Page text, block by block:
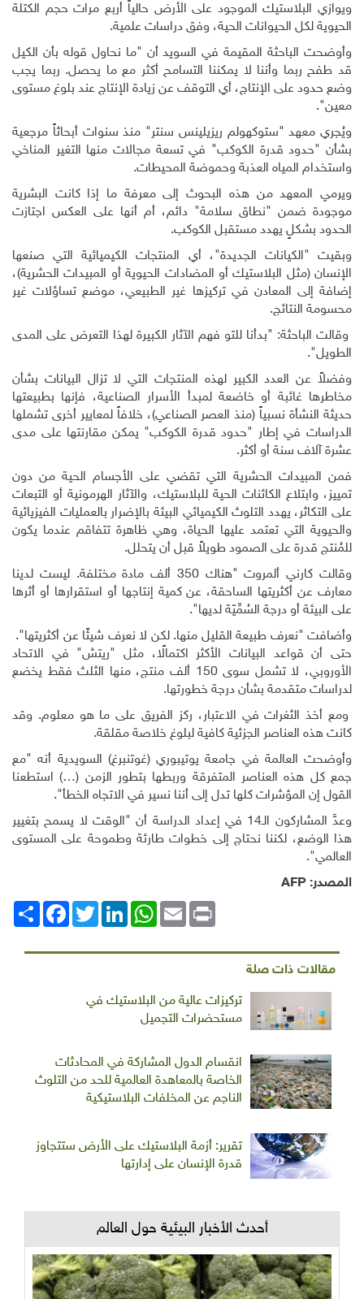
ويوازي البلاستيك الموجود على الأرض حالياً أربع مرات حجم الكتلة
الحيوية لكل الحيوانات الحية، وفق دراسات علمية.
وأوضحت الباحثة المقيمة في السويد أن "ما نحاول قوله بأن الكيل
قد طفح ربما وأننا لا يمكننا التسامح أكثر مع ما يحصل. ربما يجب
وضع حدود على الإنتاج، أي التوقف عن زيادة الإنتاج عند بلوغ مستوى
معين".
ويُجري معهد "ستوكهولم ريزيلينس سنتر" منذ سنوات أبحاثاً مرجعية
بشأن "حدود قدرة الكوكب" في تسعة مجالات منها التغير المناخي
واستخدام المياه العذبة وحموضة المحيطات.
ويرمي المعهد من هذه البحوث إلى معرفة ما إذا كانت البشرية
موجودة ضمن "نطاق سلامة" دائم، أم أنها على العكس اجتازت
الحدود بشكلٍ يهدد مستقبل الكوكب.
وبقيت "الكيانات الجديدة"، أي المنتجات الكيميائية التي صنعها
الإنسان (مثل البلاستيك أو المضادات الحيوية أو المبيدات الحشرية)،
إضافة إلى المعادن في تركيزها غير الطبيعي، موضع تساؤلات غير
محسومة النتائج.
وقالت الباحثة: "بدأنا للتو فهم الآثار الكبيرة لهذا التعرض على المدى
الطويل".
وفضلاً عن العدد الكبير لهذه المنتجات التي لا تزال البيانات بشأن
مخاطرها غائبة أو خاضعة لمبدأ الأسرار الصناعية، فإنها بطبيعتها
حديثة النشأة نسبياً (منذ العصر الصناعي)، خلافاً لمعايير أخرى تشملها
الدراسات في إطار "حدود قدرة الكوكب" يمكن مقارنتها على مدى
عشرة آلاف سنة أو أكثر.
فمن المبيدات الحشرية التي تقضي على الأجسام الحية من دون
تمييز، وابتلاع الكائنات الحية للبلاستيك، والآثار الهرمونية أو التبعات
على التكاثر، يهدد التلوث الكيميائي البيئة بالإضرار بالعمليات الفيزيائية
والحيوية التي تعتمد عليها الحياة، وهي ظاهرة تتفاقم عندما يكون
للمُنتج قدرة على الصمود طويلاً قبل أن يتحلل.
وقالت كارني ألمروت "هناك 350 ألف مادة مختلفة. ليست لدينا
معارف عن أكثريتها الساحقة، عن كمية إنتاجها أو استقرارها أو أثرها
على البيئة أو درجة السُمِّيّة لديها".
وأضافت "نعرف طبيعة القليل منها. لكن لا نعرف شيئًا عن أكثريتها".
حتى أن قواعد البيانات الأكثر اكتمالًا، مثل "ريتش" في الاتحاد
الأوروبي، لا تشمل سوى 150 ألف منتج، منها الثلث فقط يخضع
لدراسات متقدمة بشأن درجة خطورتها.
ومع أخذ الثغرات في الاعتبار، ركز الفريق على ما هو معلوم. وقد
كانت هذه العناصر الجزئية كافية لبلوغ خلاصة مقلقة.
وأوضحت العالمة في جامعة يوتيبوري (غوتنبرغ) السويدية أنه "مع
جمع كل هذه العناصر المتفرقة وربطها بتطور الزمن (…) استطعنا
القول إن المؤشرات كلها تدل إلى أننا نسير في الاتجاه الخطأ".
وعدَّ المشاركون الـ14 في إعداد الدراسة أن "الوقت لا يسمح بتغيير
هذا الوضع، لكننا نحتاج إلى خطوات طارئة وطموحة على المستوى
العالمي".
المصدر: AFP
انشر
FacebookTwitterLinkedIn
WhatsAppEmail Print
مقالات ذات صلة
تركيزات عالية من البلاستيك في
مستحضرات التجميل
انقسام الدول المشاركة في المحادثات
الخاصة بالمعاهدة العالمية للحد من التلوث
الناجم عن المخلفات البلاستيكية
تقرير: أزمة البلاستيك على الأرض ستتجاوز
قدرة الإنسان على إدارتها
أحدث الأخبار البيئية حول العالم